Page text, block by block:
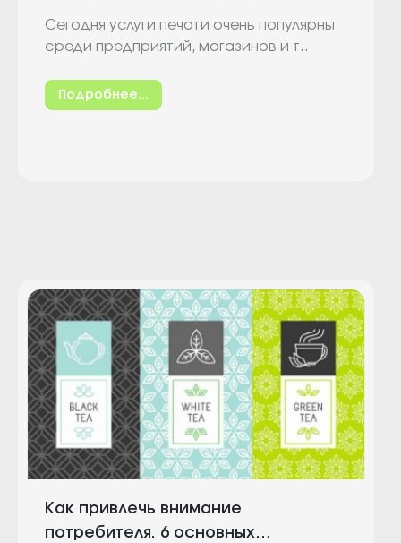
Сегодня услуги печати очень популярны
среди предприятий, магазинов и т..
Подробнее...
Как привлечь внимание
потребителя. 6 основных